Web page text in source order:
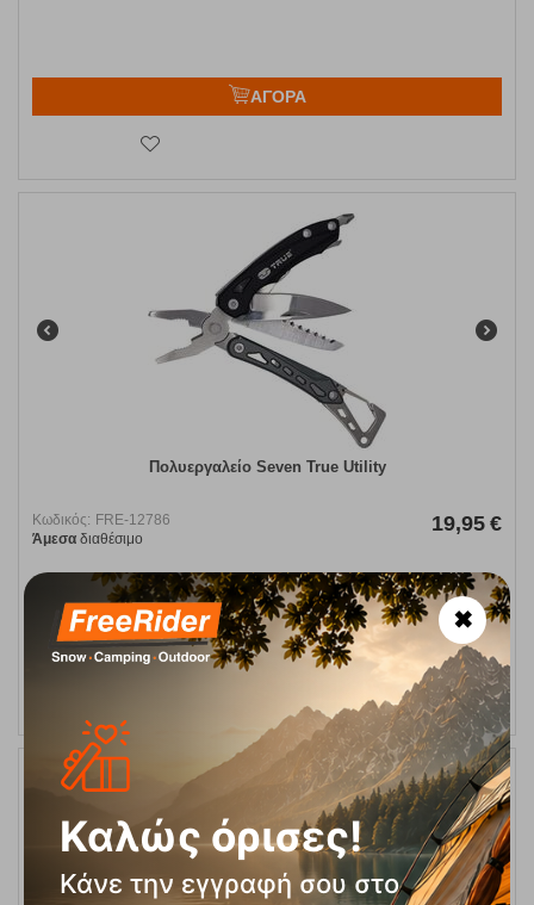
ΑΓΟΡΑ
Πολυεργαλείο Seven True Utility
Κωδικός: FRE-12786
Άμεσα διαθέσιμο
19,95 €
ΑΓΟΡΑ
✖
Καλώς όρισες!
Κάνε την εγγραφή σου στο